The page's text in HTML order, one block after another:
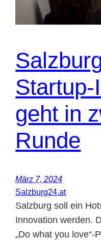
geht in
Runde
März 7, 2024
Salzburg24.at
Salzburg soll ein
Innovation werden.
„Do what you love“-